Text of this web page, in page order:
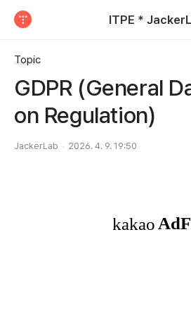
ITPE *
Topic
GDPR (General
on Regulation)
JackerLab 2026. 4. 9. 19:50